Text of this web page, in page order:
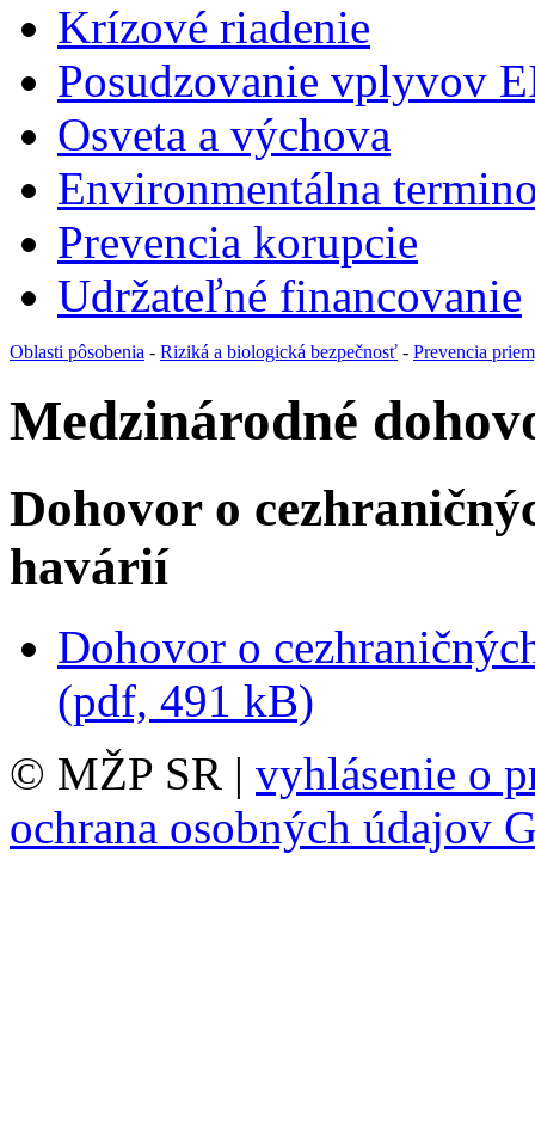
Krízové riadenie
Posudzovanie vplyvov
Osveta a výchova
Environmentálna
Prevencia korupcie
Udržateľné financovanie
Oblasti pôsobenia - Riziká a biologická bezpečnosť - Prevencia
Medzinárodné
Dohovor o
havárií
Dohovor o
(pdf, 491 kB)
© MŽP SR | vyhlásenie o
ochrana osobných údajov